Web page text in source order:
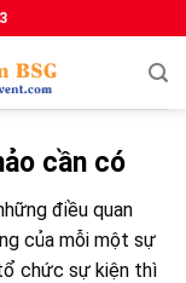
cần có
điều quan
của mỗi một sự
chức sự kiện thì